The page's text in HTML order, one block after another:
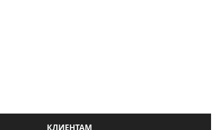
КЛИЕНТАМ